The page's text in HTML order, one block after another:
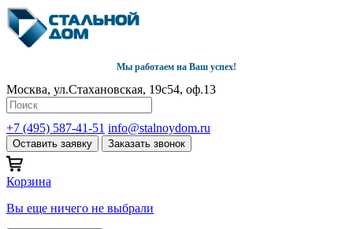
Мы работаем на Ваш успех!
Москва, ул.Стахановская, 19с54, оф.13
+7 (495) 587-41-51 info@stalnoydom.ru
Оставить заявку Заказать звонок
Корзина
Вы еще ничего не выбрали